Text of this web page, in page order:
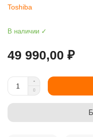
Toshiba
В наличии ✓
49 990,00 ₽